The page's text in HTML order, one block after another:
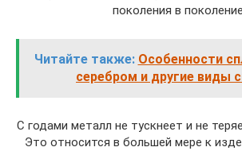
поколения в
Читайте также: Особенности
серебром и другие виды
С годами металл не тускнеет и не
Это относится в большей мере к